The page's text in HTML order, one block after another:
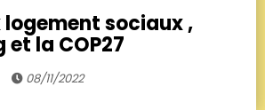
sociaux ,
et la COP27
08/11/2022